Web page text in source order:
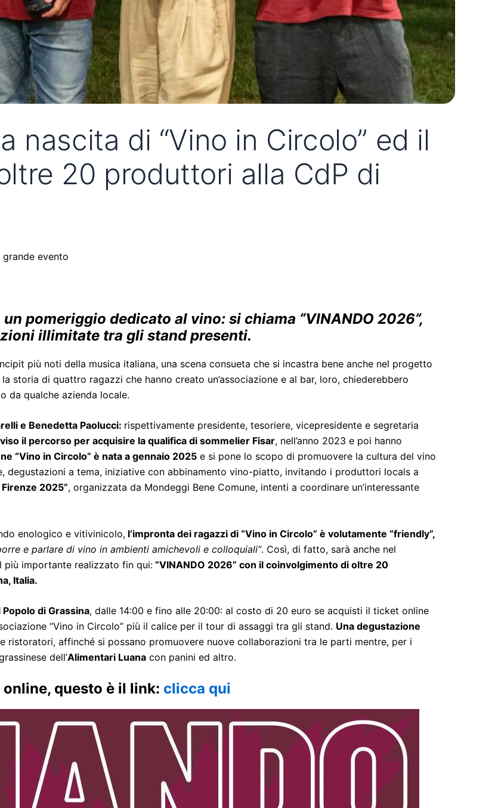
nascita di “Vino in Circolo” ed il
20 produttori alla CdP di
grande evento
pomeriggio dedicato al vino: si chiama “VINANDO 2026”,
illimitate tra gli stand presenti.
più noti della musica italiana, una scena consueta che si incastra bene anche nel progetto
la storia di quattro ragazzi che hanno creato un’associazione e al bar, loro, chiederebbero
da qualche azienda locale.
e Benedetta Paolucci: rispettivamente presidente, tesoriere, vicepresidente e segretaria
il percorso per acquisire la qualifica di sommelier Fisar, nell’anno 2023 e poi hanno
“Vino in Circolo” è nata a gennaio 2025 e si pone lo scopo di promuovere la cultura del vino
degustazioni a tema, iniziative con abbinamento vino-piatto, invitando i produttori locals a
2025”, organizzata da Mondeggi Bene Comune, intenti a coordinare un’interessante
enologico e vitivinicolo, l’impronta dei ragazzi di “Vino in Circolo” è volutamente “friendly”,
e parlare di vino in ambienti amichevoli e colloquiali”. Così, di fatto, sarà anche nel
più importante realizzato fin qui: “VINANDO 2026” con il coinvolgimento di oltre 20
Italia.
Popolo di Grassina, dalle 14:00 e fino alle 20:00: al costo di 20 euro se acquisti il ticket online
“Vino in Circolo” più il calice per il tour di assaggi tra gli stand. Una degustazione
ristoratori, affinché si possano promuovere nuove collaborazioni tra le parti mentre, per i
dell’Alimentari Luana con panini ed altro.
questo è il link: clicca qui